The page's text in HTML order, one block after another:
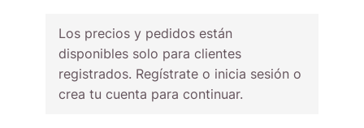
Los precios y pedidos están
disponibles solo para clientes
registrados. Regístrate o inicia sesión o
crea tu cuenta para continuar.